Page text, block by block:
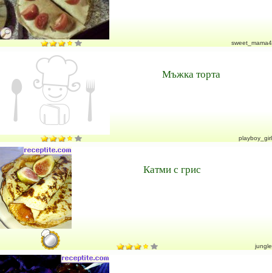
sweet_mama4
Мъжка торта
playboy_girl
Катми с грис
jungle